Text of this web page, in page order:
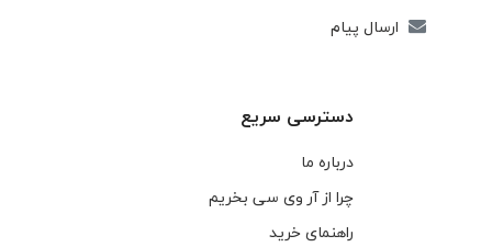
ارسال پیام
دسترسی سریع
درباره ما
چرا از آر وی سی بخریم
راهنمای خرید